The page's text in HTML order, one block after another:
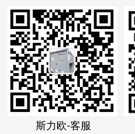
斯力欧-客服